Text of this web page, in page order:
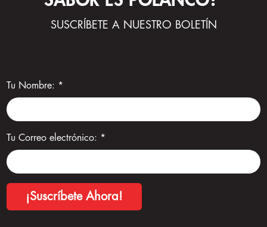
SUSCRÍBETE A NUESTRO BOLETÍN
Tu Nombre: *
Tu Correo electrónico: *